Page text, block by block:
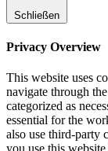
Schließen
Privacy Overview
This website uses
navigate through
categorized as
essential for the
also use third-party